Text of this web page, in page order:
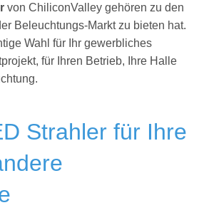
von ChiliconValley gehören zu den
Beleuchtungs-Markt zu bieten hat.
Wahl für Ihr gewerbliches
für Ihren Betrieb, Ihre Halle
Strahler für Ihre